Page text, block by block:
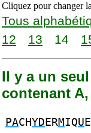
Cliquez pour changer
Tous
12
13 14
Il y a un
contenant A,
PACHYD ERMIQU